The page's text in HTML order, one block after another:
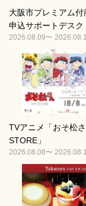
大阪市プレミアム
申込サポートデスク
2026.08.09〜
TVアニメ「おそ松
STORE」
2026.08.08〜